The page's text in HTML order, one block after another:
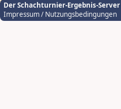
Der Schachturnier-Ergebnis-Server
Impressum / Nutzungsbedingungen